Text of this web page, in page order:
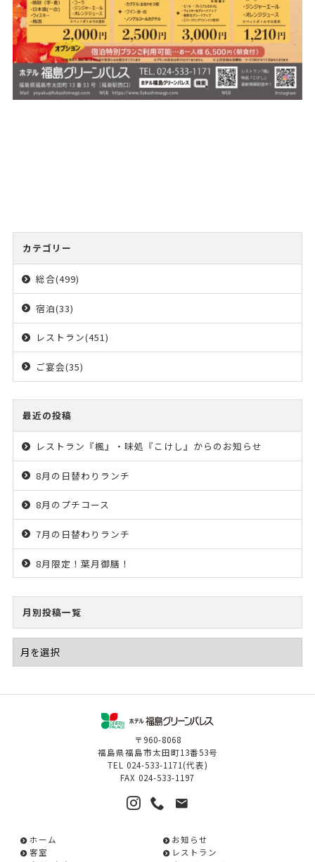
カテゴリー
総合(499)
宿泊(33)
レストラン(451)
ご宴会(35)
最近の投稿
レストラン『楓』・味処『こけし』からのお知らせ
8月の日替わりランチ
8月のプチコース
7月の日替わりランチ
8月限定！葉月御膳！
月別投稿一覧
〒960-8068
福島県福島市太田町13番53号
TEL 024-533-1171 (代表)
FAX 024-533-1197
ホーム
お知らせ
客室
レストラン